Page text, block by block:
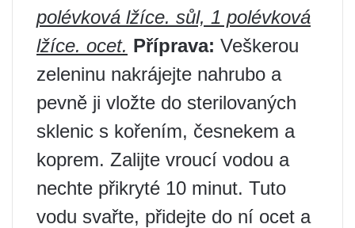
polévková lžíce. sůl, 1 polévková
lžíce. ocet. Příprava: Veškerou
zeleninu nakrájejte nahrubo a
pevně ji vložte do sterilovaných
sklenic s kořením, česnekem a
koprem. Zalijte vroucí vodou a
nechte přikryté 10 minut. Tuto
vodu svařte, přidejte do ní ocet a